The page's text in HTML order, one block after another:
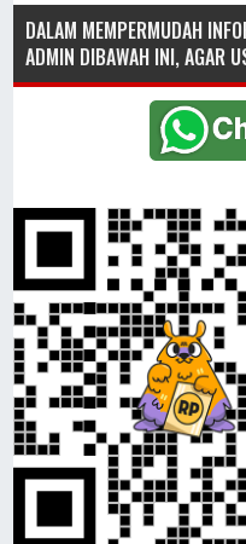
DALAM MEMPERMUDAH
ADMIN DIBAWAH INI, AGAR